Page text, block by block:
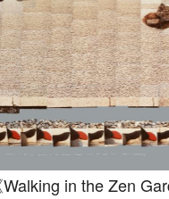
in the Zen